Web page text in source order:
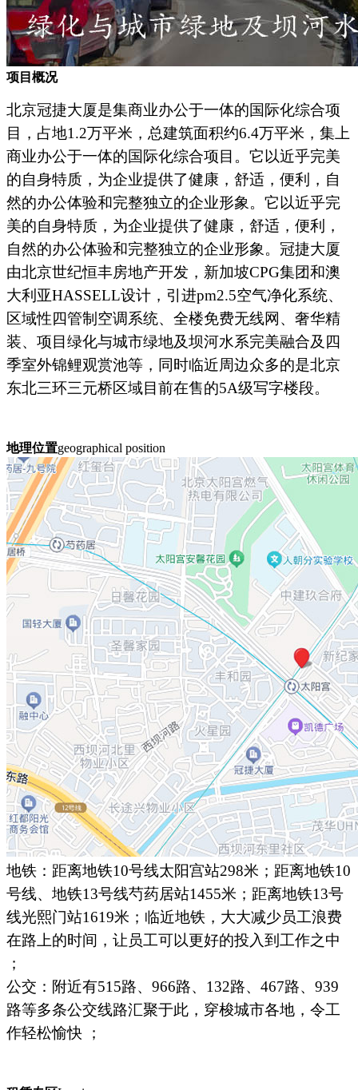
项目概况
北京冠捷大厦是集商业办公于一体的国际化综合项
目，占地1.2万平米，总建筑面积约6.4万平米，集上
商业办公于一体的国际化综合项目。它以近乎完美
的自身特质，为企业提供了健康，舒适，便利，自
然的办公体验和完整独立的企业形象。它以近乎完
美的自身特质，为企业提供了健康，舒适，便利，
自然的办公体验和完整独立的企业形象。冠捷大厦
由北京世纪恒丰房地产开发，新加坡CPG集团和澳
大利亚HASSELL设计，引进pm2.5空气净化系统、
区域性四管制空调系统、全楼免费无线网、奢华精
装、项目绿化与城市绿地及坝河水系完美融合及四
季室外锦鲤观赏池等，同时临近周边众多的是北京
东北三环三元桥区域目前在售的5A级写字楼段。
地理位置geographical position
地铁：距离地铁10号线太阳宫站298米；距离地铁10
号线、地铁13号线芍药居站1455米；距离地铁13号
线光熙门站1619米；临近地铁，大大减少员工浪费
在路上的时间，让员工可以更好的投入到工作之中
；
公交：附近有515路、966路、132路、467路、939
路等多条公交线路汇聚于此，穿梭城市各地，令工
作轻松愉快 ；